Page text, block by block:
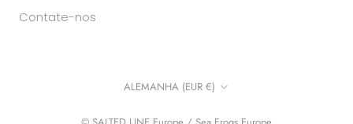
Contate-nos
País/região
ALEMANHA (EUR €)